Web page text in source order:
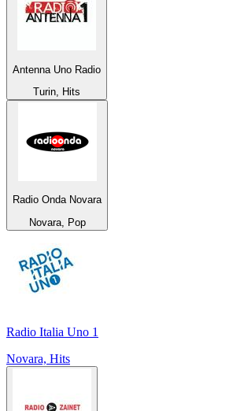
Antenna Uno Radio
Turin, Hits
Radio Onda Novara
Novara, Pop
Radio Italia Uno 1
Novara, Hits